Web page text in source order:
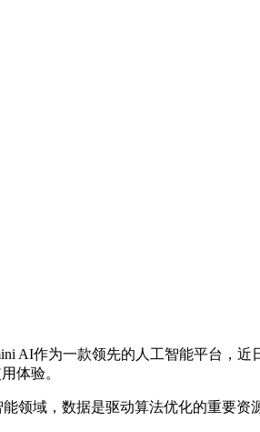
作为一款领先的人工智能平台，近
体验。
域，数据是驱动算法优化的重要资